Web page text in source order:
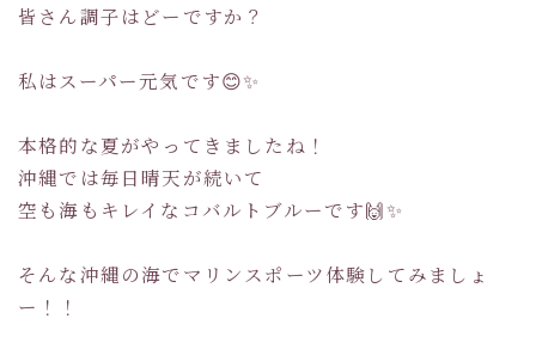
皆さん調子はどーですか？
私はスーパー元気です😊✨
本格的な夏がやってきましたね！
沖縄では毎日晴天が続いて
空も海もキレイなコバルトブルーです🙌✨
そんな沖縄の海でマリンスポーツ体験してみましょ
ー！！